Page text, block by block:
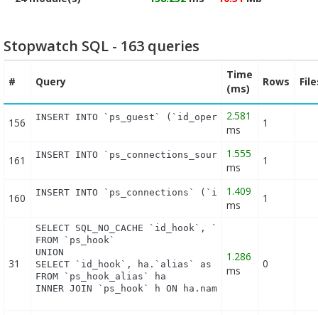
Stopwatch SQL - 163 queries
# Query
Time
(ms)
Rows
156 INSERT INTO `ps_guest`
2.581
ms
1
161 INSERT INTO `ps_connections_source`
1.555
ms
1
160 INSERT INTO `ps_connections` (`id_guest`,
1.409
ms
1
31
SELECT SQL_NO_CACHE `id_hook`, `name`
FROM `ps_hook`
UNION
SELECT `id_hook`, ha.`alias` as name
FROM `ps_hook_alias` ha
INNER JOIN `ps_hook` h ON ha.name = h.name
1.286
ms
0